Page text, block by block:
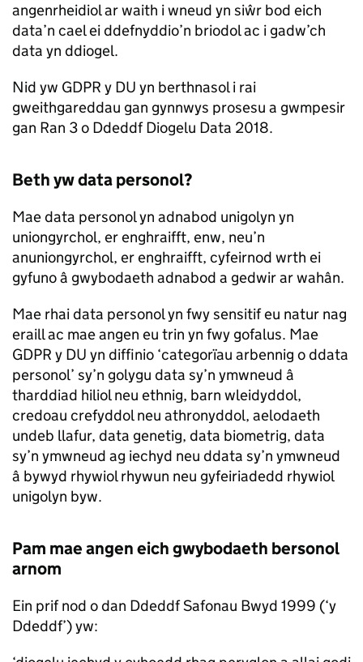
angenrheidiol ar waith i wneud yn siŵr bod eich
data’n cael ei ddefnyddio’n briodol ac i gadw’ch
data yn ddiogel.
Nid yw GDPR y DU yn berthnasol i rai
gweithgareddau gan gynnwys prosesu a gwmpesir
gan Ran 3 o Ddeddf Diogelu Data 2018.
Beth yw data personol?
Mae data personol yn adnabod unigolyn yn
uniongyrchol, er enghraifft, enw, neu’n
anuniongyrchol, er enghraifft, cyfeirnod wrth ei
gyfuno â gwybodaeth adnabod a gedwir ar wahân.
Mae rhai data personol yn fwy sensitif eu natur nag
eraill ac mae angen eu trin yn fwy gofalus. Mae
GDPR y DU yn diffinio ‘categorïau arbennig o ddata
personol’ sy’n golygu data sy’n ymwneud â
tharddiad hiliol neu ethnig, barn wleidyddol,
credoau crefyddol neu athronyddol, aelodaeth
undeb llafur, data genetig, data biometrig, data
sy’n ymwneud ag iechyd neu ddata sy’n ymwneud
â bywyd rhywiol rhywun neu gyfeiriadedd rhywiol
unigolyn byw.
Pam mae angen eich gwybodaeth bersonol
arnom
Ein prif nod o dan Ddeddf Safonau Bwyd 1999 (‘y
Ddeddf’) yw: